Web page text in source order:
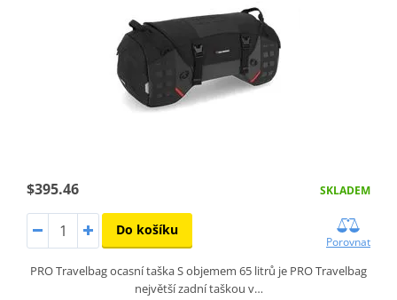
$395.46 SKLADEM
Do košíku
Porovnat
PRO Travelbag ocasní taška S objemem 65 litrů je PRO Travelbag
největší zadní taškou v…